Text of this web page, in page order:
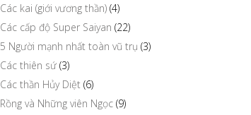
Các kai (giới vương thần) (4)
Các cấp độ Super Saiyan (22)
5 Người mạnh nhất toàn vũ trụ (3)
Các thiên sứ (3)
Các thần Hủy Diệt (6)
Rồng và Những viên Ngọc (9)